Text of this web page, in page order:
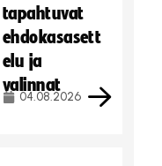
tapahtuvat
ehdokasasett
elu ja
valinnat
04.08.2026